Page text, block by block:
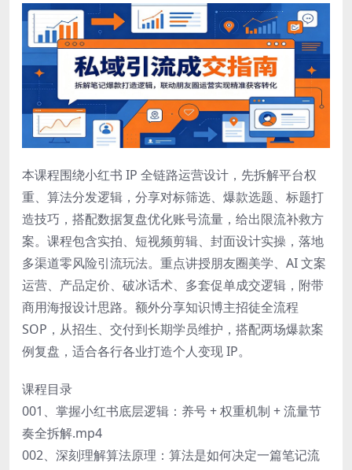
本课程围绕小红书 IP 全链路运营设计，先拆解平台权
重、算法分发逻辑，分享对标筛选、爆款选题、标题打
造技巧，搭配数据复盘优化账号流量，给出限流补救方
案。课程包含实拍、短视频剪辑、封面设计实操，落地
多渠道零风险引流玩法。重点讲授朋友圈美学、AI 文案
运营、产品定价、破冰话术、多套促单成交逻辑，附带
商用海报设计思路。额外分享知识博主招徒全流程
SOP，从招生、交付到长期学员维护，搭配两场爆款案
例复盘，适合各行各业打造个人变现 IP。
课程目录
001、掌握小红书底层逻辑：养号 + 权重机制 + 流量节
奏全拆解.mp4
002、深刻理解算法原理：算法是如何决定一篇笔记流